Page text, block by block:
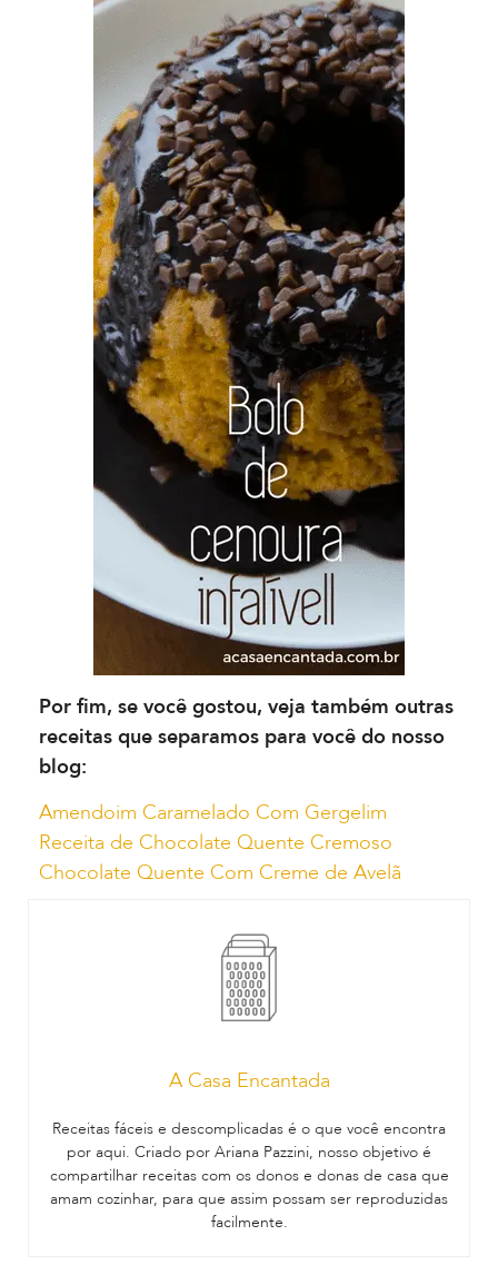
Por fim, se você gostou, veja também outras
receitas que separamos para você do nosso
blog:
Amendoim Caramelado Com Gergelim
Receita de Chocolate Quente Cremoso
Chocolate Quente Com Creme de Avelã
A Casa Encantada
Receitas fáceis e descomplicadas é o que você encontra
por aqui. Criado por Ariana Pazzini, nosso objetivo é
compartilhar receitas com os donos e donas de casa que
amam cozinhar, para que assim possam ser reproduzidas
facilmente.